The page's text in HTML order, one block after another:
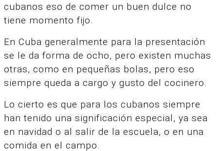
cubanos eso de comer un buen dulce no
tiene momento fijo.
En Cuba generalmente para la presentación
se le da forma de ocho, pero existen muchas
otras, como en pequeñas bolas, pero eso
siempre queda a cargo y gusto del cocinero.
Lo cierto es que para los cubanos siempre
han tenido una significación especial, ya sea
en navidad o al salir de la escuela, o en una
comida en el campo.